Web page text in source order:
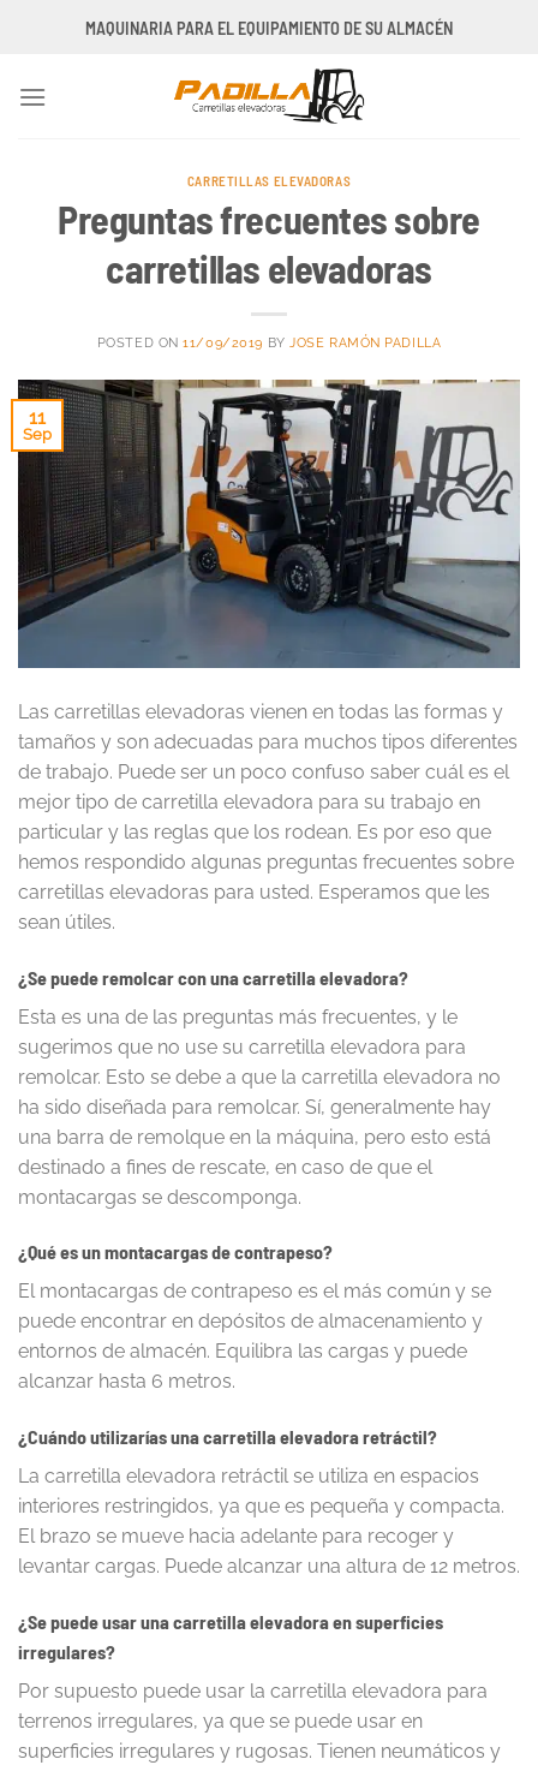
MAQUINARIA PARA EL EQUIPAMIENTO DE SU ALMACÉN
CARRETILLAS ELEVADORAS
Preguntas frecuentes sobre
carretillas elevadoras
POSTED ON11/09/2019 BY JOSE RAMÓN PADILLA
11
Sep
Las carretillas elevadoras vienen en todas las formas y
tamaños y son adecuadas para muchos tipos diferentes
de trabajo. Puede ser un poco confuso saber cuál es el
mejor tipo de carretilla elevadora para su trabajo en
particular y las reglas que los rodean. Es por eso que
hemos respondido algunas preguntas frecuentes sobre
carretillas elevadoras para usted. Esperamos que les
sean útiles.
¿Se puede remolcar con una carretilla elevadora?
Esta es una de las preguntas más frecuentes, y le
sugerimos que no use su carretilla elevadora para
remolcar. Esto se debe a que la carretilla elevadora no
ha sido diseñada para remolcar. Sí, generalmente hay
una barra de remolque en la máquina, pero esto está
destinado a fines de rescate, en caso de que el
montacargas se descomponga.
¿Qué es un montacargas de contrapeso?
El montacargas de contrapeso es el más común y se
puede encontrar en depósitos de almacenamiento y
entornos de almacén. Equilibra las cargas y puede
alcanzar hasta 6 metros.
¿Cuándo utilizarías una carretilla elevadora retráctil?
La carretilla elevadora retráctil se utiliza en espacios
interiores restringidos, ya que es pequeña y compacta.
El brazo se mueve hacia adelante para recoger y
levantar cargas. Puede alcanzar una altura de 12 metros.
¿Se puede usar una carretilla elevadora en superficies
irregulares?
Por supuesto puede usar la carretilla elevadora para
terrenos irregulares, ya que se puede usar en
superficies irregulares y rugosas. Tienen neumáticos y